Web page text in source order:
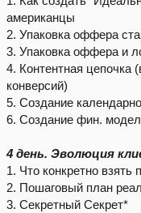
американцы
2. Упаковка оффера
3. Упаковка оффера и
4. Контентная
конверсий)
5. Создание
6. Создание фин.
4 день. Эволюция
1. Что конкретно взять
2. Пошаговый план
3. Секретный Секрет*